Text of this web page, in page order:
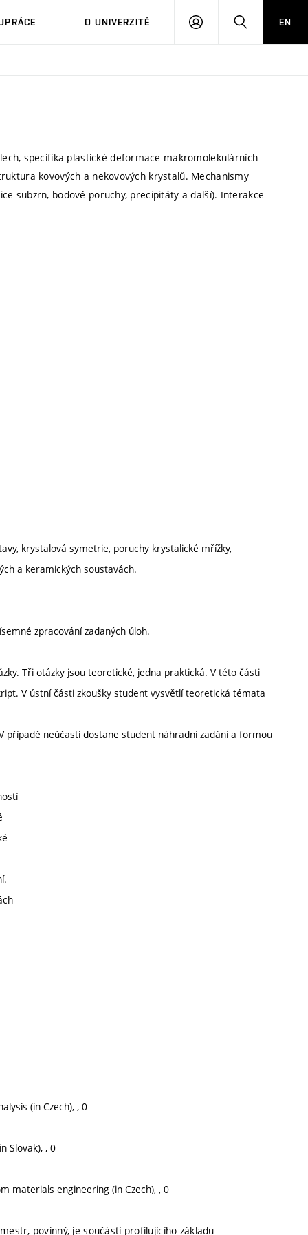
O UNIVERZITĚ
PŘIHLÁSIT HLEDATEN
specifika plastické deformace makromolekulárních
kovových a nekovových krystalů. Mechanismy
subzrn, bodové poruchy, precipitáty a další). Interakce
krystalová symetrie, poruchy krystalické mřížky,
a keramických soustavách.
zpracování zadaných úloh.
Tři otázky jsou teoretické, jedna praktická. V této části
V ústní části zkoušky student vysvětlí teoretická témata
případě neúčasti dostane student náhradní zadání a formou
(in Czech), , 0
Slovak), , 0
materials engineering (in Czech), , 0
povinný, je součástí profilujícího základu